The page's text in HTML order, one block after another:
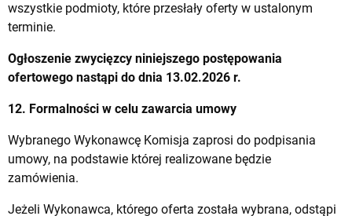
wszystkie podmioty, które przesłały oferty w ustalonym
terminie.
Ogłoszenie zwycięzcy niniejszego postępowania
ofertowego nastąpi do dnia 13.02.2026 r.
12. Formalności w celu zawarcia umowy
Wybranego Wykonawcę Komisja zaprosi do podpisania
umowy, na podstawie której realizowane będzie
zamówienia.
Jeżeli Wykonawca, którego oferta została wybrana, odstąpi